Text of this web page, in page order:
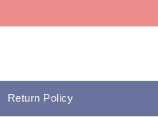
郵為準)
郵為準)
Return Policy